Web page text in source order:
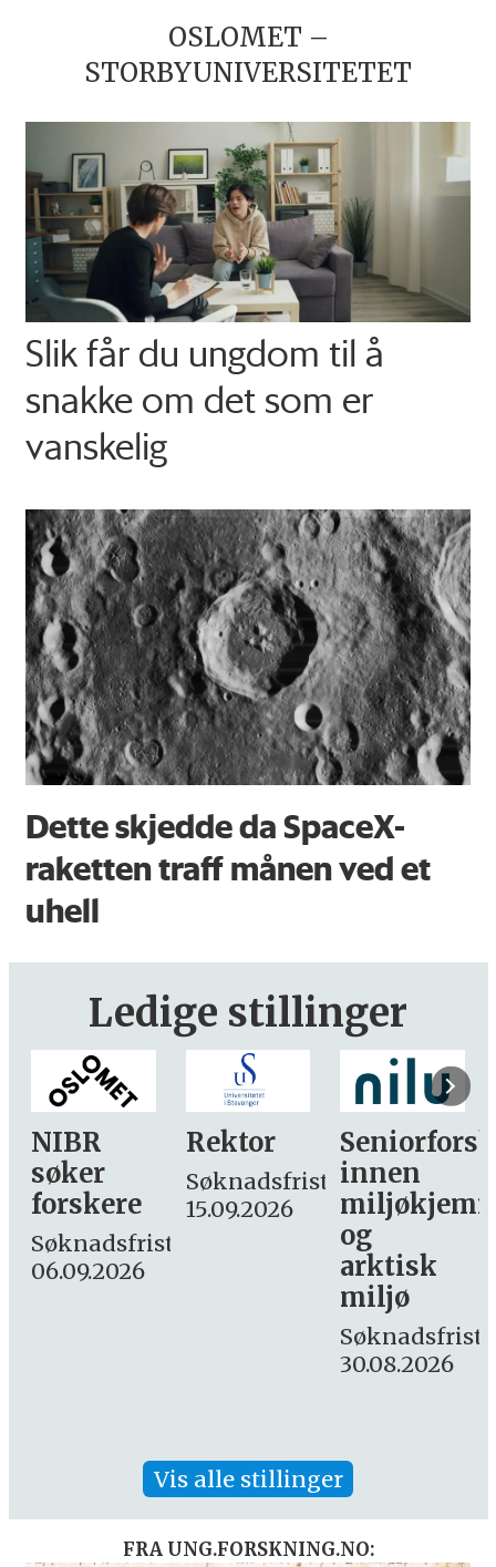
OSLOMET –
STORBYUNIVERSITETET
Slik får du ungdom til å
snakke om det som er
vanskelig
Dette skjedde da SpaceX-
raketten traff månen ved et
uhell
Ledige stillinger
Rektor
Søknadsfrist:
15.09.2026
Seniorforsker
innen
miljøkjemi
søker
– fast
Søknadsfrist:
16. august.
Vis alle stillinger
FRA UNG.FORSKNING.NO: